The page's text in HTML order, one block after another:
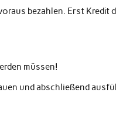
bezahlen. Erst Kredit
müssen!
und abschließend